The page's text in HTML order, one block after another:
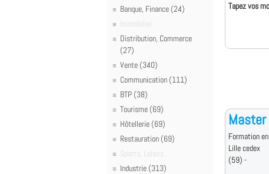
Banque, Finance (24)
Immobilier
Distribution, Commerce
(27)
Vente (340)
Communication (111)
BTP (38)
Tourisme (69)
Hôtellerie (69)
Restauration (69)
Sports, Loisirs
Industrie (313)
Tapez vos
Formation
Lille cedex
(59) -